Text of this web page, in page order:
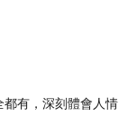
有，深刻體會人情